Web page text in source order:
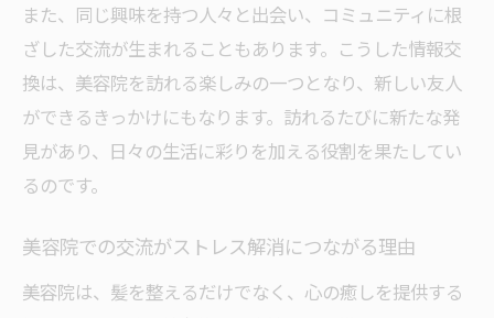
また、同じ興味を持つ人々と出会い、コミュニティに根
ざした交流が生まれることもあります。こうした情報交
換は、美容院を訪れる楽しみの一つとなり、新しい友人
ができるきっかけにもなります。訪れるたびに新たな発
見があり、日々の生活に彩りを加える役割を果たしてい
るのです。
美容院での交流がストレス解消につながる理由
美容院は、髪を整えるだけでなく、心の癒しを提供する